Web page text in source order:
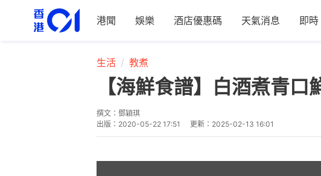
港聞 娛樂 酒店優惠碼 天氣消息 即時
生活 教煮
【海鮮食譜】白酒煮青
撰文： 鄧穎琪
出版： 2020-05-22 17:51 更新： 2025-02-13 16:01